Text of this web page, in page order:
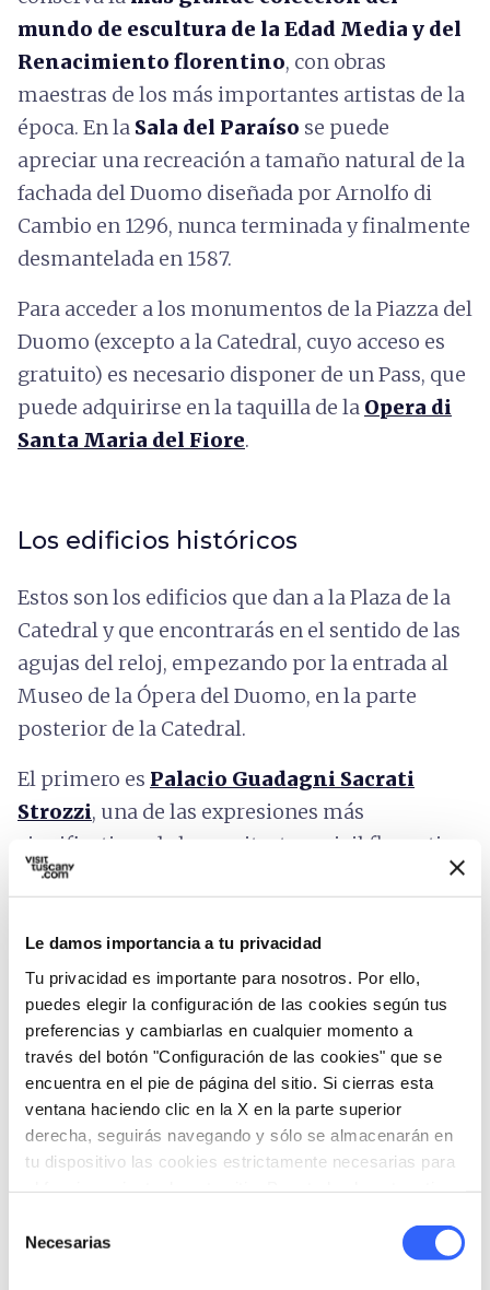
Le damos importancia a tu privacidad
Tu privacidad es importante para nosotros. Por ello,
puedes elegir la configuración de las cookies según tus
preferencias y cambiarlas en cualquier momento a
través del botón "Configuración de las cookies" que se
encuentra en el pie de página del sitio. Si cierras esta
ventana haciendo clic en la X en la parte superior
derecha, seguirás navegando y sólo se almacenarán en
tu dispositivo las cookies estrictamente necesarias para
Necesarias
mundo de escultura de la Edad Media y del
Renacimiento florentino, con obras
maestras de los más importantes artistas de la
época. En la Sala del Paraíso se puede
apreciar una recreación a tamaño natural de la
fachada del Duomo diseñada por Arnolfo di
Cambio en 1296, nunca terminada y finalmente
desmantelada en 1587.
Para acceder a los monumentos de la Piazza del
Duomo (excepto a la Catedral, cuyo acceso es
gratuito) es necesario disponer de un Pass, que
puede adquirirse en la taquilla de la Opera di
Santa Maria del Fiore.
Los edificios históricos
Estos son los edificios que dan a la Plaza de la
Catedral y que encontrarás en el sentido de las
agujas del reloj, empezando por la entrada al
Museo de la Ópera del Duomo, en la parte
posterior de la Catedral.
El primero es Palacio Guadagni Sacrati
Strozzi, una de las expresiones más
significativas de la arquitectura civil florentina
de la época barroca, con interiores ricos en
es la sede de la Presidencia del Consejo de la
Región de Toscana.
En el lado sur de la Catedral se encuentran los
Palacios de los Canónicos , un complejo de
tres edificios del Siglo XIX erigidos tras el
traslado de antiguos edificios, demolidos para
ampliar la plaza. La fachada del edificio central
es fácilmente reconocible por los dos nichos
estatuas que representan
a los arquitectos de la Catedral
-Arnolfo di